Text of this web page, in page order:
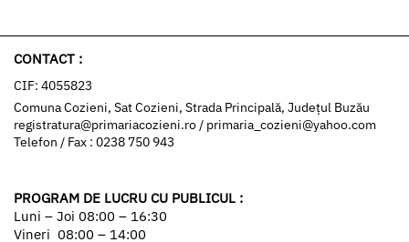
CONTACT :
CIF: 4055823
Comuna Cozieni, Sat Cozieni, Strada Principală, Județul Buzău
registratura@primariacozieni.ro/ primaria_cozieni@yahoo.com
Telefon / Fax : 0238 750 943
PROGRAM DE LUCRU CU PUBLICUL :
Luni – Joi 08:00 – 16:30
Vineri 08:00 – 14:00